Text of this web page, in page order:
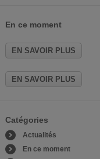
En ce moment
EN SAVOIR PLUS
EN SAVOIR PLUS
Catégories
Actualités
En ce moment